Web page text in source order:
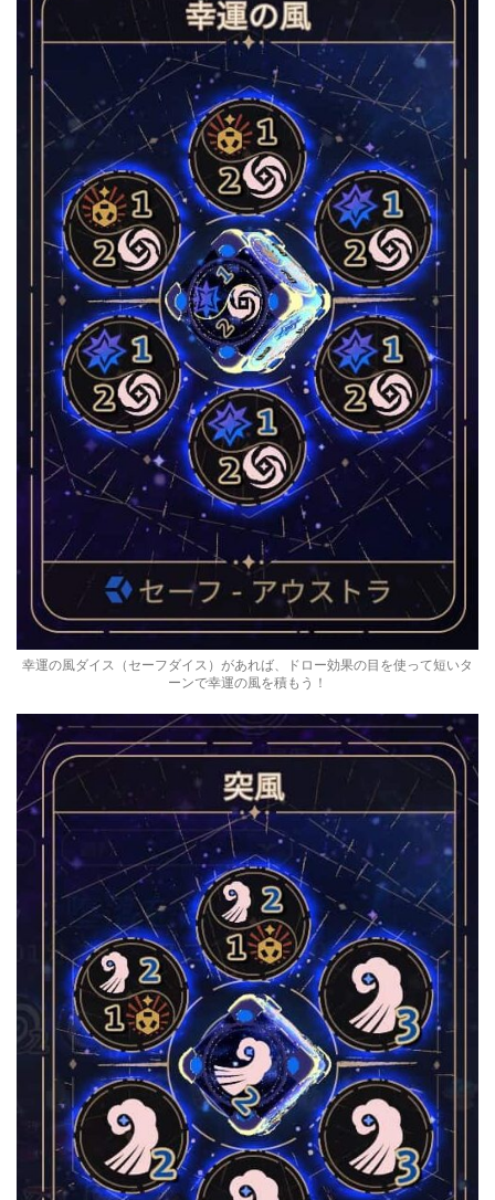
幸運の風ダイス（セーフダイス）があれば、ドロー効果の目を使って短いタ
ーンで幸運の風を積もう！